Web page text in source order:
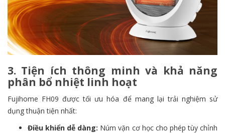
3. Tiện ích thông minh và khả năng
phân bổ nhiệt linh hoạt
Fujihome FH09 được tối ưu hóa để mang lại trải nghiệm sử
dụng thuận tiện nhất:
Điều khiển dễ dàng: Núm vặn cơ học cho phép tùy chỉnh